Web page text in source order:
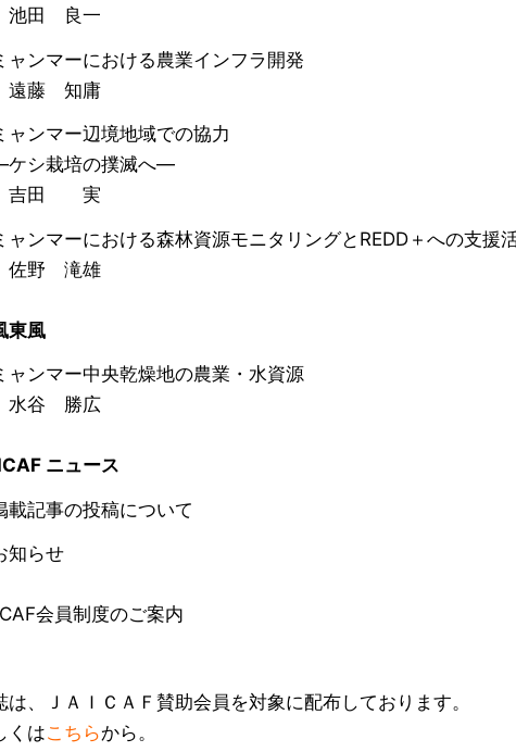
田 良一
ンマーにおける農業インフラ開発
藤 知庸
ンマー辺境地域での協力
シ栽培の撲滅へ―
田 実
ンマーにおける森林資源モニタリングとREDD＋への支援
野 滝雄
東風
ンマー中央乾燥地の農業・水資源
谷 勝広
ニュース
記事の投稿について
らせ
会員制度のご案内
は、ＪＡＩＣＡＦ賛助会員を対象に配布しております。
くはこちらから。